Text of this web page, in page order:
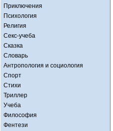
Приключения
Психология
Религия
Секс-учеба
Сказка
Словарь
Антропология и социология
Спорт
Стихи
Триллер
Учеба
Философия
Фентези